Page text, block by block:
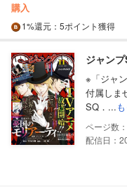
購入
1%還元 ：5ポイント獲得
ジャン
※「ジャ
付属しま
SQ．...
配信日：